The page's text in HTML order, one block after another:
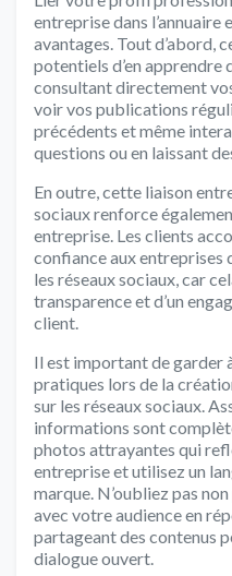
entreprise dans l’annuaire
avantages. Tout d’abord,
potentiels d’en apprendre
consultant directement
voir vos publications
précédents et même
questions ou en laissant
En outre, cette liaison
sociaux renforce
entreprise. Les clients
confiance aux entreprises
les réseaux sociaux, car
transparence et d’un
client.
Il est important de garder
pratiques lors de la
sur les réseaux sociaux.
informations sont
photos attrayantes qui
entreprise et utilisez un
marque. N’oubliez pas
avec votre audience en
partageant des contenus
dialogue ouvert.